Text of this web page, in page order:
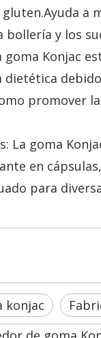
y los
Konjac
promover
La goma
en
para
konjac